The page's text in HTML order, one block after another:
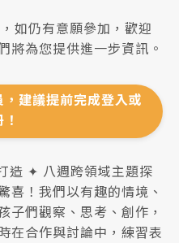
如仍有意願參加，歡迎
將為您提供進一步資訊。
建議提前完成登入或
造 ✦ 八週跨領域主題探
喜！我們以有趣的情境、
子們觀察、思考、創作，
在合作與討論中，練習表